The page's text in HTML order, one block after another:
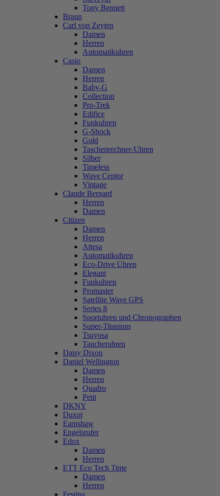
Tony Bennett
Braun
Carl von Zeyten
Damen
Herren
Automatikuhren
Casio
Damen
Herren
Baby-G
Collection
Pro-Trek
Edifice
Funkuhren
G-Shock
Gold
Taschenrechner-Uhren
Silber
Timeless
Wave Ceptor
Vintage
Claude Bernard
Herren
Damen
Citizen
Damen
Herren
Attesa
Automatikuhren
Eco-Drive Uhren
Elegant
Funkuhren
Promaster
Satellite Wave GPS
Series 8
Sportuhren und Chronographen
Super-Titanium
Tsuyosa
Taucheruhren
Daisy Dixon
Daniel Wellington
Damen
Herren
Quadro
Petit
DKNY
Duxot
Earnshaw
Engelsrufer
Edox
Damen
Herren
ETT Eco Tech Time
Damen
Herren
Festina